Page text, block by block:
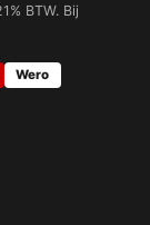
BTW. Bij
Wero